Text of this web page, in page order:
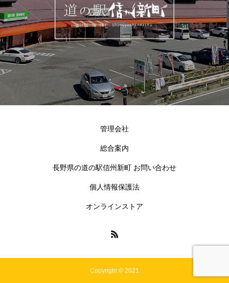
管理会社
総合案内
長野県の道の駅信州新町 お問い合わせ
個人情報保護法
オンラインストア
Copyright © 2021